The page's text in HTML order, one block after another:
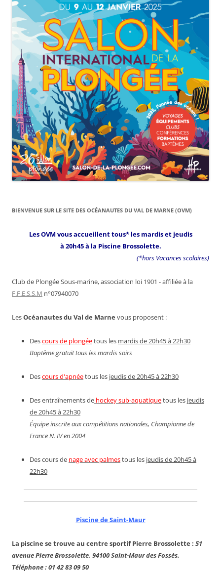
BIENVENUE SUR LE SITE DES OCÉANAUTES DU VAL DE MARNE (OVM)
Les OVM vous accueillent tous* les mardis et jeudis
à 20h45 à la Piscine Brossolette.
(*hors Vacances scolaires)
Club de Plongée Sous-marine, association loi 1901 - affiliée à la
F.F.E.S.S.M n°07940070
LesOcéanautes du Val de Marne vous proposent :
Descours de plongéetous les mardis de 20h45 à 22h30
Baptême gratuit tous les mardis soirs
Descours d'apnéetous les jeudis de 20h45 à 22h30
Des entraînements de hockey sub-aquatiquetous les jeudis
de 20h45 à 22h30
Équipe inscrite aux compétitions nationales, Championne de
France N. IV en 2004
Des cours de nage avec palmestous les jeudis de 20h45 à
22h30
Piscine de Saint-Maur
La piscine se trouve au centre sportif Pierre Brossolette : 51
avenue Pierre Brossolette, 94100 Saint-Maur des Fossés.
Téléphone : 01 42 83 09 50